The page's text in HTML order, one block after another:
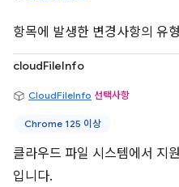
항목에 발생한 변경사항의 유
cloudFileInfo
CloudFileInfo 선택사항
Chrome 125 이상
클라우드 파일 시스템에서 지
입니다.